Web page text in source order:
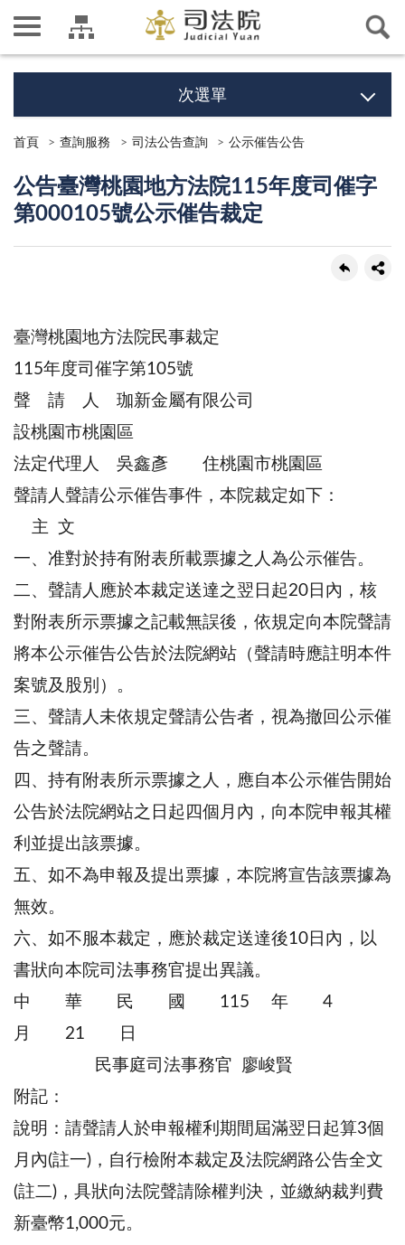
次選單
首頁 查詢服務 司法公告查詢 公示催告公告
公告臺灣桃園地方法院115年度司催字
第000105號公示催告裁定
臺灣桃園地方法院民事裁定
115年度司催字第105號
聲 請 人 珈新金屬有限公司
設桃園市桃園區
法定代理人 吳鑫彥 住桃園市桃園區
聲請人聲請公示催告事件，本院裁定如下：
主 文
一、准對於持有附表所載票據之人為公示催告。
二、聲請人應於本裁定送達之翌日起20日內，核
對附表所示票據之記載無誤後，依規定向本院聲請
將本公示催告公告於法院網站（聲請時應註明本件
案號及股別）。
三、聲請人未依規定聲請公告者，視為撤回公示催
告之聲請。
四、持有附表所示票據之人，應自本公示催告開始
公告於法院網站之日起四個月內，向本院申報其權
利並提出該票據。
五、如不為申報及提出票據，本院將宣告該票據為
無效。
六、如不服本裁定，應於裁定送達後10日內，以
書狀向本院司法事務官提出異議。
中 華 民 國 115 年 4
月 21 日
民事庭司法事務官 廖峻賢
附記：
說明：請聲請人於申報權利期間屆滿翌日起算3個
月內(註一)，自行檢附本裁定及法院網路公告全文
(註二)，具狀向法院聲請除權判決，並繳納裁判費
新臺幣1,000元。